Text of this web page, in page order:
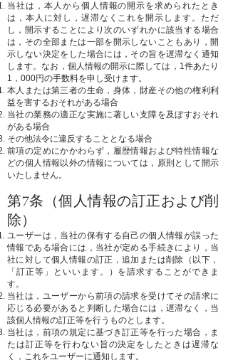
当社は，本人から個人情報の開示を求められたとき
は，本人に対し，遅滞なくこれを開示します。ただ
し，開示することにより次のいずれかに該当する場合
は，その全部または一部を開示しないこともあり，開
示しない決定をした場合には，その旨を遅滞なく通知
します。なお，個人情報の開示に際しては，1件あたり
1，000円の手数料を申し受けます。
本人または第三者の生命，身体，財産その他の権利利
益を害するおそれがある場合
当社の業務の適正な実施に著しい支障を及ぼすおそれ
がある場合
その他法令に違反することとなる場合
前項の定めにかかわらず，履歴情報および特性情報な
どの個人情報以外の情報については，原則として開示
いたしません。
第7条（個人情報の訂正および削
除）
ユーザーは，当社の保有する自己の個人情報が誤った
情報である場合には，当社が定める手続きにより，当
社に対して個人情報の訂正，追加または削除（以下，
「訂正等」といいます。）を請求することができま
す。
当社は，ユーザーから前項の請求を受けてその請求に
応じる必要があると判断した場合には，遅滞なく，当
該個人情報の訂正等を行うものとします。
当社は，前項の規定に基づき訂正等を行った場合，ま
たは訂正等を行わない旨の決定をしたときは遅滞な
く，これをユーザーに通知します。